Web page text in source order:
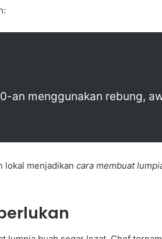
an menggunakan rebung,
lokal menjadikan cara membuat